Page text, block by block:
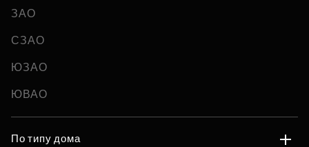
ЗАО
СЗАО
ЮЗАО
ЮВАО
По типу дома